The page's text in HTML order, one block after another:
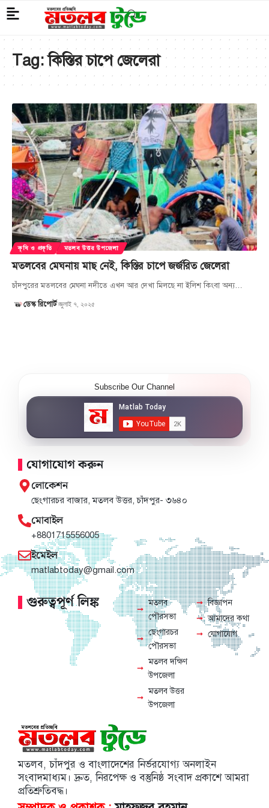
Tag:কিস্তির চাপে জেলেরা
কৃষি ও প্রকৃতি মতলব উত্তর উপজেলা
মতলবের মেঘনায় মাছ নেই, কিস্তির চাপে জর্জরিত জেলেরা
চাঁদপুরের মতলবের মেঘনা নদীতে এখন আর দেখা মিলছে না ইলিশ কিংবা অন্য…
ডেস্ক রিপোর্ট জুলাই ৭, ২০২৫
মতলব, চাঁদপুর ও বাংলাদেশের নির্ভরযোগ্য অনলাইন
সংবাদমাধ্যম। দ্রুত, নিরপেক্ষ ও বস্তুনিষ্ঠ সংবাদ প্রকাশে আমরা
প্রতিশ্রুতিবদ্ধ।
Subscribe Our Channel
গুরুত্বপূর্ণ লিঙ্ক
মতলব
পৌরসভা
ছেংগারচর
পৌরসভা
মতলব দক্ষিণ
উপজেলা
মতলব উত্তর
উপজেলা
বিজ্ঞাপন
আমাদের কথা
যোগাযোগ
যোগাযোগ করুন
লোকেশন
ছেংগারচর বাজার, মতলব উত্তর, চাঁদপুর- ৩৬৪০
মোবাইল
+8801715556005
ইমেইল
matlabtoday@gmail.com